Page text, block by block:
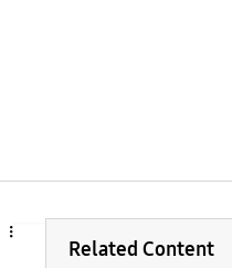
Related Content